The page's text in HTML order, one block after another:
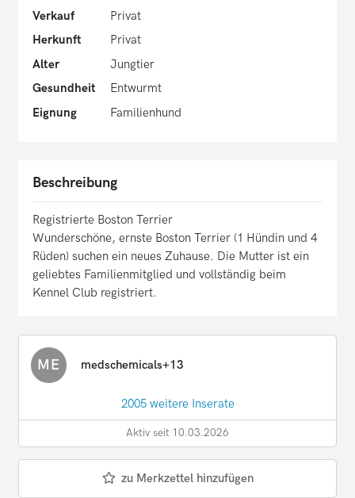
Verkauf
Privat
Herkunft
Privat
Alter
Jungtier
Gesundheit
Entwurmt
Eignung
Familienhund
Beschreibung
Registrierte Boston Terrier
Wunderschöne, ernste Boston Terrier (1 Hündin und 4
Rüden) suchen ein neues Zuhause. Die Mutter ist ein
geliebtes Familienmitglied und vollständig beim
Kennel Club registriert.
ME medschemicals+13
2005 weitere Inserate
Aktiv seit 10.03.2026
zu Merkzettel hinzufügen